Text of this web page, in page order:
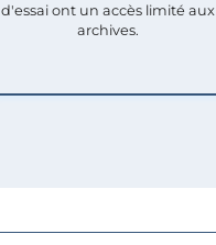
d'essai ont un accès limité aux
archives.